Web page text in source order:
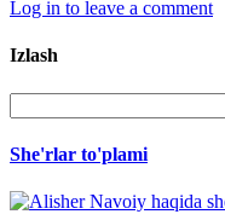
Log in to leave a comment
Izlash
She'rlar to'plami